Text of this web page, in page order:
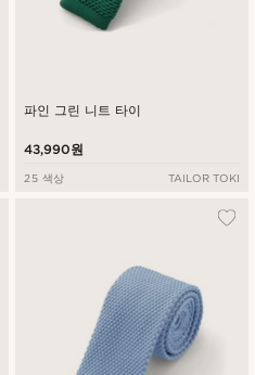
파인 그린 니트 타이
43,990원
25 색상 TAILOR TOKI